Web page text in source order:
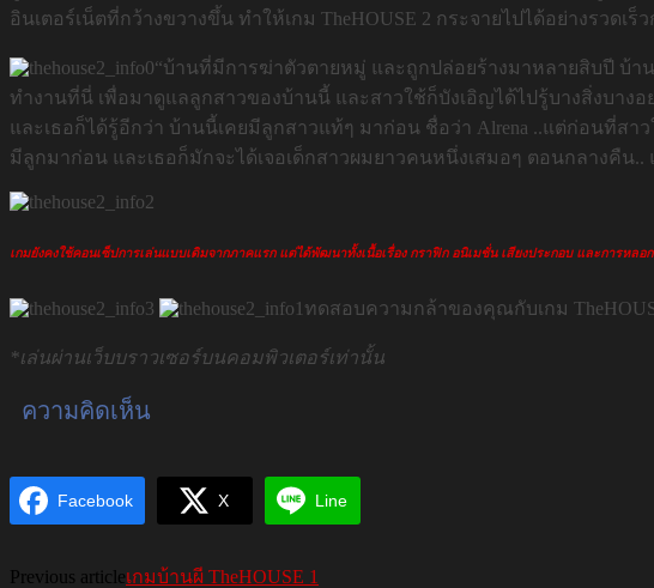
อินเตอร์เน็ตที่กว้างขวางขึ้น ทำให้เกม TheHOUSE 2 กระจายไปได้อย่างรวดเ
“บ้านที่มีการฆ่าตัวตายหมู่ และถูกปล่อยร้างมาหลายสิบปี บ้า
ทำงานที่นี่ เพื่อมาดูแลลูกสาวของบ้านนี้ และสาวใช้ก็บังเอิญได้ไปรู้บางสิ่งบา
และเธอก็ได้รู้อีกว่า บ้านนี้เคยมีลูกสาวแท้ๆ มาก่อน ชื่อว่า Alrena ..แต่ก่อนที่ส
มีลูกมาก่อน และเธอก็มักจะได้เจอเด็กสาวผมยาวคนหนึ่งเสมอๆ ตอนกลางคืน..
เกมยังคงใช้คอนเซ็ปการเล่นแบบเดิมจากภาคแรก แต่ได้พัฒนาทั้งเนื้อเรื่อง กราฟิก อนิเมชั่น เสียงประกอบ และการ
ทดสอบความกล้าของคุณกับเกม
*เล่นผ่านเว็บบราวเซอร์บนคอมพิวเตอร์เท่านั้น
ความคิดเห็น
Facebook X Line
Previous articleเกมบ้านผี TheHOUSE 1